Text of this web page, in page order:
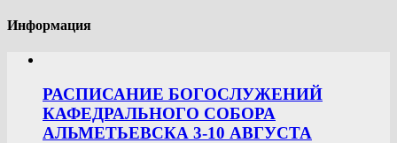
Информация
РАСПИСАНИЕ БОГОСЛУЖЕНИЙ
КАФЕДРАЛЬНОГО СОБОРА
АЛЬМЕТЬЕВСКА 3-10 АВГУСТА